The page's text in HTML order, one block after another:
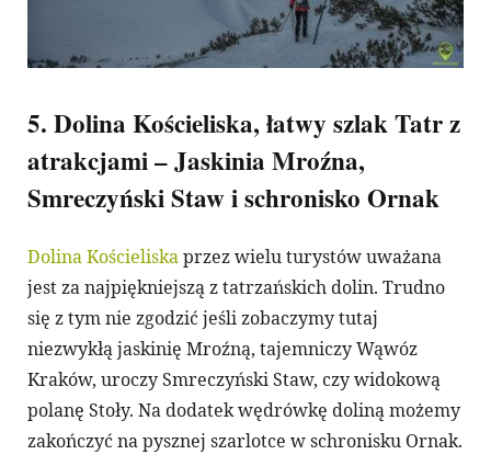
5. Dolina Kościeliska, łatwy szlak Tatr z
atrakcjami – Jaskinia Mroźna,
Smreczyński Staw i schronisko Ornak
Dolina Kościeliskaprzez wielu turystów uważana
jest za najpiękniejszą z tatrzańskich dolin. Trudno
się z tym nie zgodzić jeśli zobaczymy tutaj
niezwykłą jaskinię Mroźną, tajemniczy Wąwóz
Kraków, uroczy Smreczyński Staw, czy widokową
polanę Stoły. Na dodatek wędrówkę doliną możemy
zakończyć na pysznej szarlotce w schronisku Ornak.